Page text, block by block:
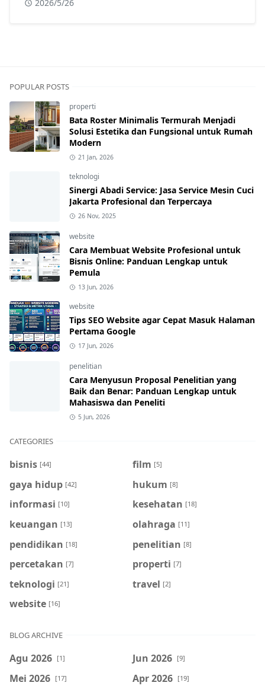
2026/5/26
POPULAR POSTS
properti
Bata Roster Minimalis Termurah Menjadi
Solusi Estetika dan Fungsional untuk Rumah
Modern
21 Jan, 2026
teknologi
Sinergi Abadi Service: Jasa Service Mesin Cuci
Jakarta Profesional dan Terpercaya
26 Nov, 2025
website
Cara Membuat Website Profesional untuk
Bisnis Online: Panduan Lengkap untuk
Pemula
13 Jun, 2026
website
Tips SEO Website agar Cepat Masuk Halaman
Pertama Google
17 Jun, 2026
penelitian
Cara Menyusun Proposal Penelitian yang
Baik dan Benar: Panduan Lengkap untuk
Mahasiswa dan Peneliti
5 Jun, 2026
CATEGORIES
bisnis [44] film [5]
gaya hidup [42] hukum [8]
informasi [10] kesehatan [18]
keuangan [13] olahraga [11]
pendidikan [18] penelitian [8]
percetakan [7] properti [7]
teknologi [21] travel [2]
website [16]
BLOG ARCHIVE
Agu 2026 [1] Jun 2026 [9]
Mei 2026 [17] Apr 2026 [19]